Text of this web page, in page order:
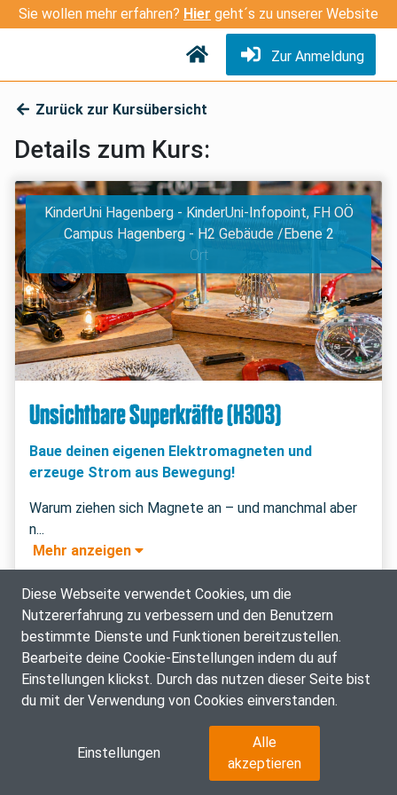
Sie wollen mehr erfahren? Hier geht´s zu unserer Website
Zur Anmeldung
Zurück zur Kursübersicht
Details zum Kurs:
KinderUni Hagenberg - KinderUni-Infopoint, FH OÖ
Campus Hagenberg - H2 Gebäude /Ebene 2
Ort
Unsichtbare Superkräfte (H303)
Baue deinen eigenen Elektromagneten und
erzeuge Strom aus Bewegung!
Warum ziehen sich Magnete an – und manchmal aber
Mehr anzeigen
Physik, Chemie, Technik - Workshop
22.07.2026: 07:00 - 10:00 Uhr
Anmeldung zur Warteliste
Diese Webseite verwendet Cookies, um die
Nutzererfahrung zu verbessern und den Benutzern
bestimmte Dienste und Funktionen bereitzustellen.
Bearbeite deine Cookie-Einstellungen indem du auf
Einstellungen klickst. Durch das nutzen dieser Seite bist
du mit der Verwendung von Cookies einverstanden.
Einstellungen
Alle
akzeptieren